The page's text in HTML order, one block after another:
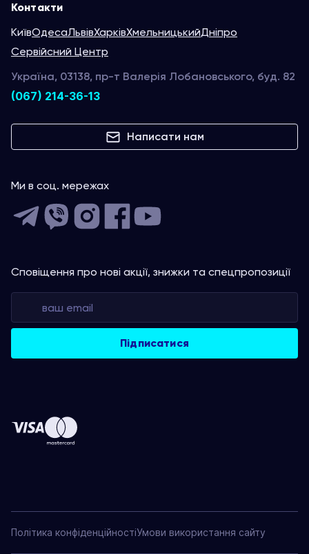
Контакти
КиївОдесаЛьвівХарківХмельницькийДніпро
Сервійсний Центр
Україна, 03138, пр-т Валерія Лобановського, буд. 82
(067) 214-36-13
Написати нам
Ми в соц. мережах
Сповіщення про нові акції, знижки та спецпропозиції
Політика конфіденційностіУмови використання сайту